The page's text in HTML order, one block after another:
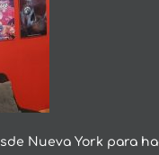
Nueva York para